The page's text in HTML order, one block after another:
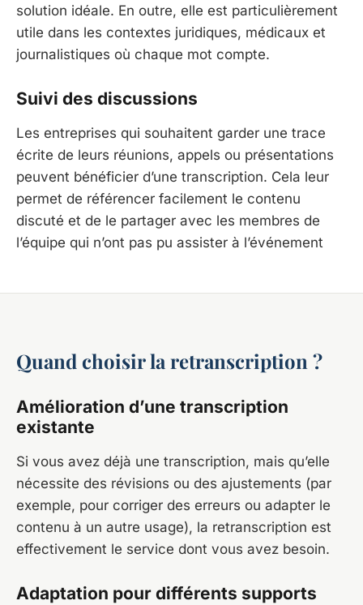
solution idéale. En outre, elle est particulièrement
utile dans les contextes juridiques, médicaux et
journalistiques où chaque mot compte.
Suivi des discussions
Les entreprises qui souhaitent garder une trace
écrite de leurs réunions, appels ou présentations
peuvent bénéficier d’une transcription. Cela leur
permet de référencer facilement le contenu
discuté et de le partager avec les membres de
l’équipe qui n’ont pas pu assister à l’événement
Quand choisir la retranscription ?
Amélioration d’une transcription
existante
Si vous avez déjà une transcription, mais qu’elle
nécessite des révisions ou des ajustements (par
exemple, pour corriger des erreurs ou adapter le
contenu à un autre usage), la retranscription est
effectivement le service dont vous avez besoin.
Adaptation pour différents supports